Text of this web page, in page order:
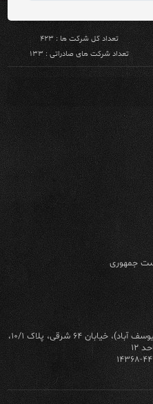
تعداد کل شرکت ها : ۴۲۳
تعداد شرکت های صادراتی : ۱۳۳
جمهوری
تهران، خیابان سیدجمال الدین اسدآبادی(یوسف آباد)، خیابان ۶۴ شرقی، پلاک ۱۰/۱،